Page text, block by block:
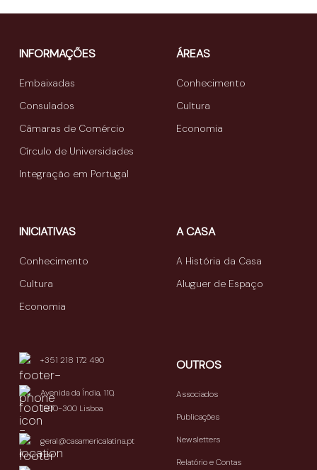
INFORMAÇÕES
Embaixadas
Consulados
Câmaras de Comércio
Círculo de Universidades
Integração em Portugal
ÁREAS
Conhecimento
Cultura
Economia
INICIATIVAS
Conhecimento
Cultura
Economia
A CASA
A História da Casa
Aluguer de Espaço
+351 218 172 490
Avenida da Índia, 110,
1300-300 Lisboa
geral@casamericalatina.pt
OUTROS
Associados
Publicações
Newsletters
Relatório e Contas